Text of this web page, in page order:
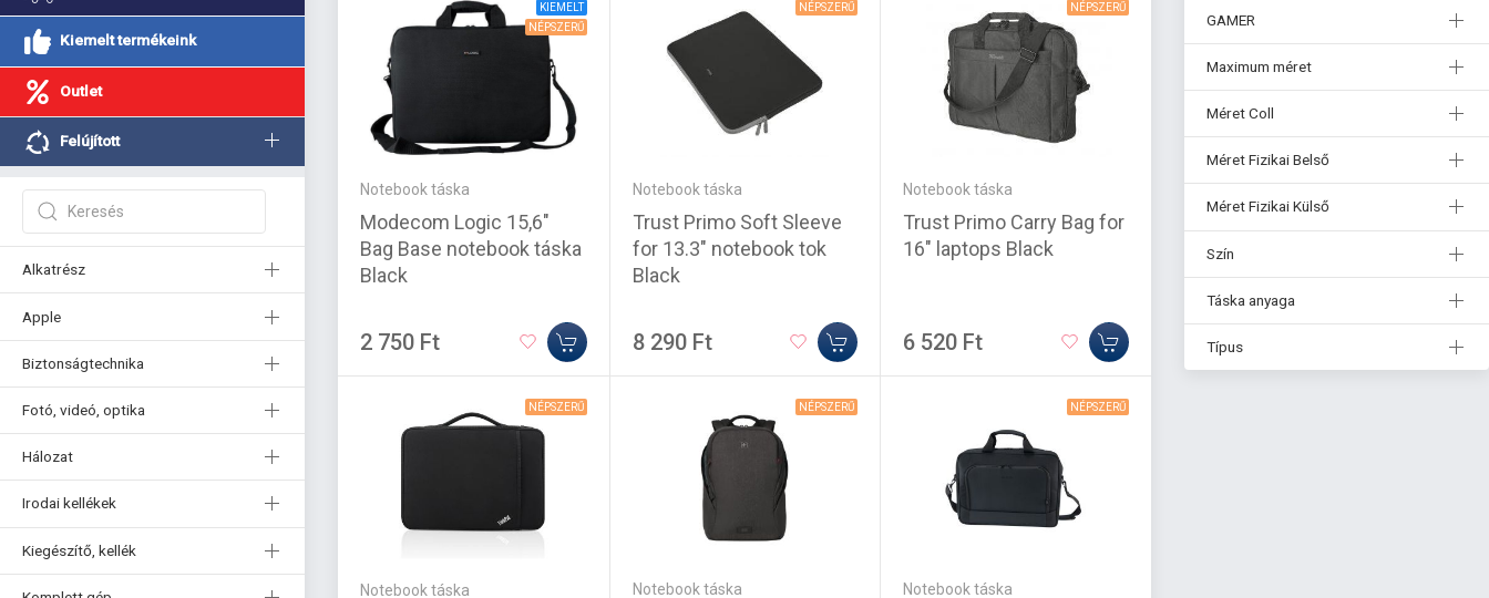
Kiemelt termékeink
Outlet
Felújított
Alkatrész
Apple
Biztonságtechnika
Fotó, videó, optika
Hálozat
Irodai kellékek
Kiegészítő, kellék
KIEMELT
NÉPSZERŰ
Notebook táska
Modecom Logic 15,6"
Bag Base notebook táska
Black
2 750 Ft
NÉPSZERŰ
Notebook táska
Trust Primo Soft Sleeve
for 13.3" notebook tok
Black
8 290 Ft
NÉPSZERŰ
Notebook táska
Trust Primo Carry Bag for
16" laptops Black
6 520 Ft
NÉPSZERŰ
Notebook táska
NÉPSZERŰ
Notebook táska
NÉPSZERŰ
Notebook táska
GAMER
Maximum méret
Méret Coll
Méret Fizikai Belső
Méret Fizikai Külső
Szín
Táska anyaga
Típus